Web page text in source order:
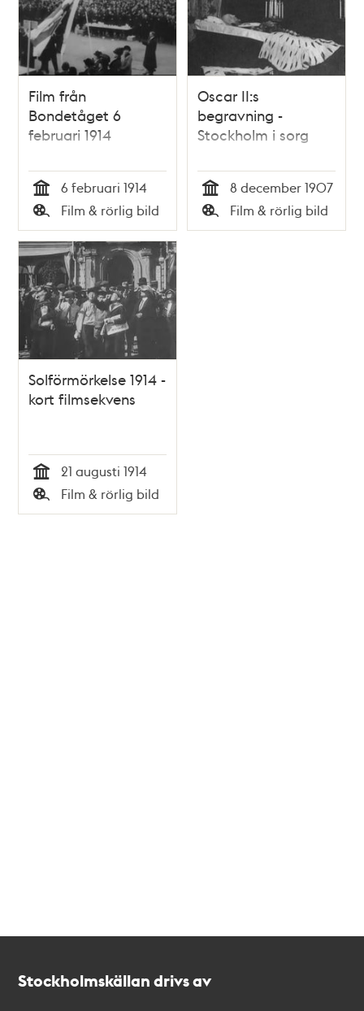
Film från
Bondetåget 6
februari 1914
Tid
6 februari 1914
Typ
Film & rörlig bild
Oscar II:s
begravning -
Stockholm i sorg
Tid
8 december 1907
Typ
Film & rörlig bild
Solförmörkelse 1914 -
kort filmsekvens
Tid
21 augusti 1914
Typ
Film & rörlig bild
Stockholmskällan drivs av